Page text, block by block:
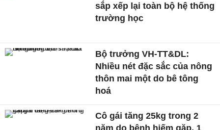
sắp xếp lại toàn bộ hệ thống
trường học
Bộ trưởng VH-TT&DL:
Nhiều nét đặc sắc của nông
thôn mai một do bê tông
hoá
Cô gái tăng 25kg trong 2